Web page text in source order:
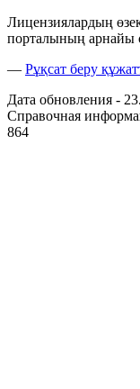
Лицензиялардың
порталының арнайы
— Рұқсат беру
Дата обновления -
Справочная
864